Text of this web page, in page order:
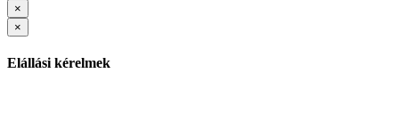
×
×
Elállási kérelmek